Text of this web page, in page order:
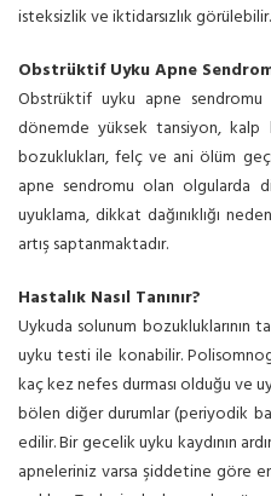
isteksizlik ve iktidarsızlık görülebilir.
Obstrüktif Uyku Apne
Obstrüktif uyku apne
dönemde yüksek tansiyon,
bozuklukları, felç ve ani ölüm
apne sendromu olan olgularda
uyuklama, dikkat dağınıklığı
artış saptanmaktadır.
Hastalık Nasıl Tanınır?
Uykuda solunum bozukluklarının
uyku testi ile konabilir.
kaç kez nefes durması olduğu ve
bölen diğer durumlar (periyodik
edilir. Bir gecelik uyku kaydının
apneleriniz varsa şiddetine göre